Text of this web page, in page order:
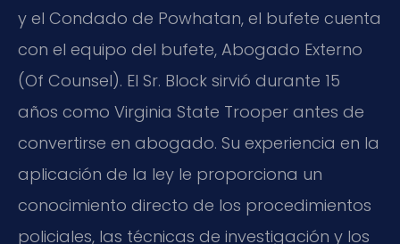
y el Condado de Powhatan, el bufete cuenta
con el equipo del bufete, Abogado Externo
(Of Counsel). El Sr. Block sirvió durante 15
años como Virginia State Trooper antes de
convertirse en abogado. Su experiencia en la
aplicación de la ley le proporciona un
conocimiento directo de los procedimientos
policiales, las técnicas de investigación y los